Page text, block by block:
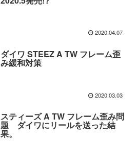
2020.04.07
ダイワ STEEZ A TW フレーム歪
み緩和対策
2020.03.03
スティーズ A TW フレーム歪み問
題 ダイワにリールを送った結
果。